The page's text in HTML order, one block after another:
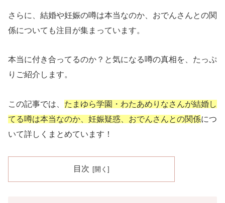
さらに、結婚や妊娠の噂は本当なのか、おでんさんとの関
係についても注目が集まっています。
本当に付き合ってるのか？と気になる噂の真相を、たっぷ
りご紹介します。
この記事では、 たまゆら学園・わたあめりなさんが結婚し
てる噂は本当なのか、妊娠疑惑、おでんさんとの関係につ
いて詳しくまとめています！
目次